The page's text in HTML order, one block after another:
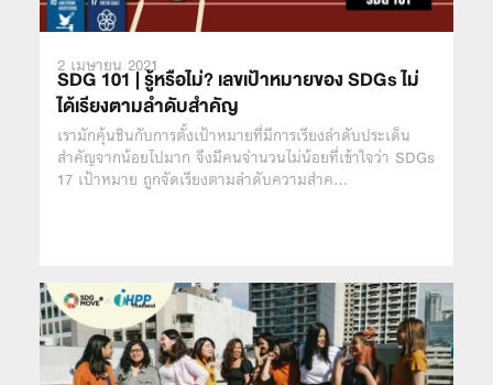
2 เมษายน 2021
SDG 101 | รู้หรือไม่? เลขเป้าหมายของ SDGs ไม่
ได้เรียงตามลำดับสำคัญ
เรามักคุ้นชินกับการตั้งเป้าหมายที่มีการเรียงลำดับประเด็น
สำคัญจากน้อยไปมาก จึงมีคนจำนวนไม่น้อยที่เข้าใจว่า SDGs
17 เป้าหมาย ถูกจัดเรียงตามลำดับความสำค…